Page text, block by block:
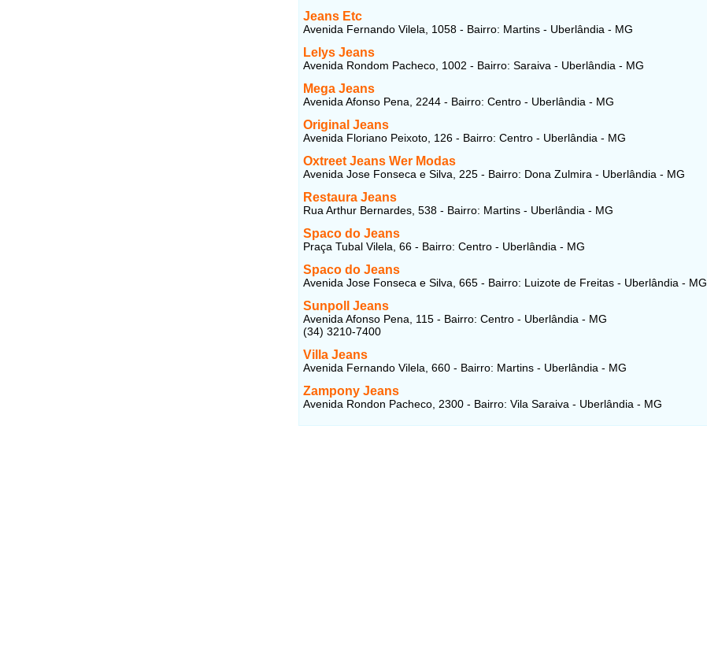
Jeans Etc
Avenida Fernando Vilela, 1058 - Bairro: Martins - Uberlândia - MG
Lelys Jeans
Avenida Rondom Pacheco, 1002 - Bairro: Saraiva - Uberlândia - MG
Mega Jeans
Avenida Afonso Pena, 2244 - Bairro: Centro - Uberlândia - MG
Original Jeans
Avenida Floriano Peixoto, 126 - Bairro: Centro - Uberlândia - MG
Oxtreet Jeans Wer Modas
Avenida Jose Fonseca e Silva, 225 - Bairro: Dona Zulmira - Uberlândia - MG
Restaura Jeans
Rua Arthur Bernardes, 538 - Bairro: Martins - Uberlândia - MG
Spaco do Jeans
Praça Tubal Vilela, 66 - Bairro: Centro - Uberlândia - MG
Spaco do Jeans
Avenida Jose Fonseca e Silva, 665 - Bairro: Luizote de Freitas - Uberlândia - MG
Sunpoll Jeans
Avenida Afonso Pena, 115 - Bairro: Centro - Uberlândia - MG
(34) 3210-7400
Villa Jeans
Avenida Fernando Vilela, 660 - Bairro: Martins - Uberlândia - MG
Zampony Jeans
Avenida Rondon Pacheco, 2300 - Bairro: Vila Saraiva - Uberlândia - MG